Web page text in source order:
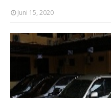
Juni 15, 2020